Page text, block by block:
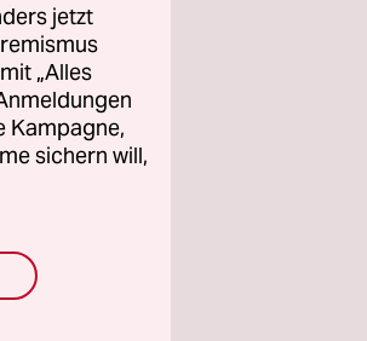
jetzt
„Alles
Kampagne,
sichern will,